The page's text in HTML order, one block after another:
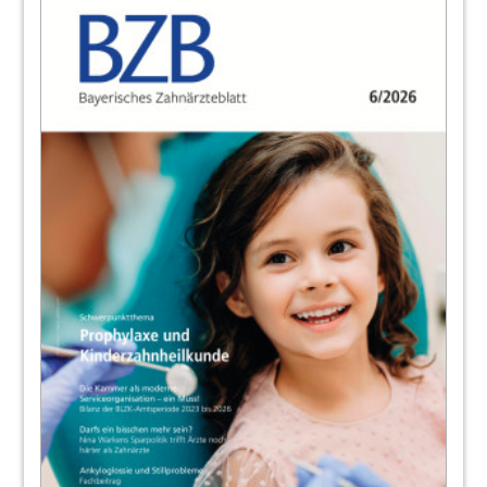
Anita Wuttke, FVDZ Bayern
Noch nie so schlecht wie heute –
Landesversammlung 2024 kritisiert
Anita Wuttke, FVDZ Bayern
Nachrichten aus Brüssel
Dr. Alfred Büttner, Leiter des Brüsseler Büros der
259. Bayerischer Unternehmertag für
Zahnärztinnen und Zahnärzte
26Journal
Redaktion
27
GOZ aktuell – Endodontie